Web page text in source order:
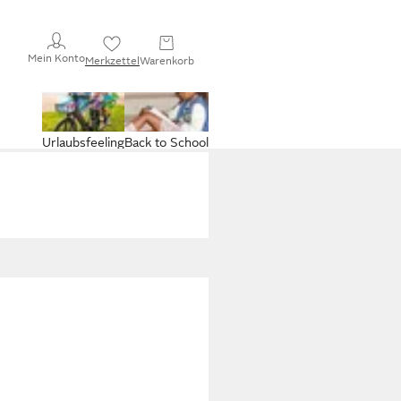
Mein KontoMerkzettelWarenkorb
Back to School
Urlaubsfeeling